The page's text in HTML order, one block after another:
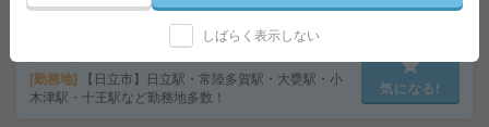
＼来社不要／単発1日OK＊文房具の仕分け[派遣]
時給1,500円～1,875円
勤務地
【日立市】日立駅・常陸多賀駅・大甕駅・小
木津駅・十王駅など勤務地多数！
気になる!
しばらく表示しない